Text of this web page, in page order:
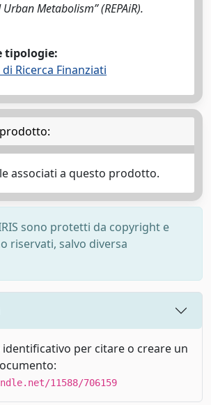
Metabolism” (REPAiR).
tipologie:
Ricerca Finanziati
associati a questo prodotto.
sono protetti da copyright e
riservati, salvo diversa
per citare o creare un
11588/706159